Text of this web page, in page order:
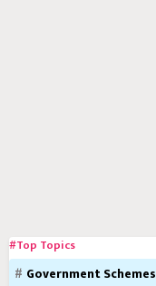
#Top Topics
Government Schemes